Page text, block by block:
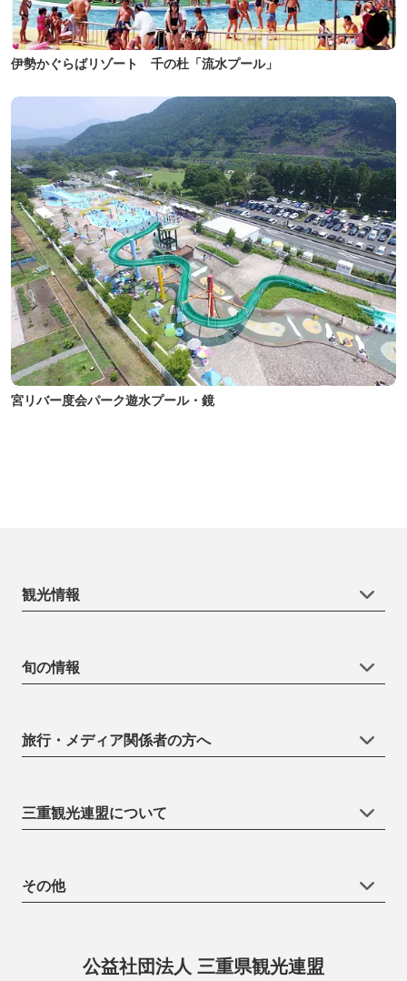
伊勢かぐらばリゾート 千の杜「流水プール」
宮リバー度会パーク遊水プール・鏡
観光情報
旬の情報
旅行・メディア関係者の方へ
三重観光連盟について
その他
公益社団法人 三重県観光連盟